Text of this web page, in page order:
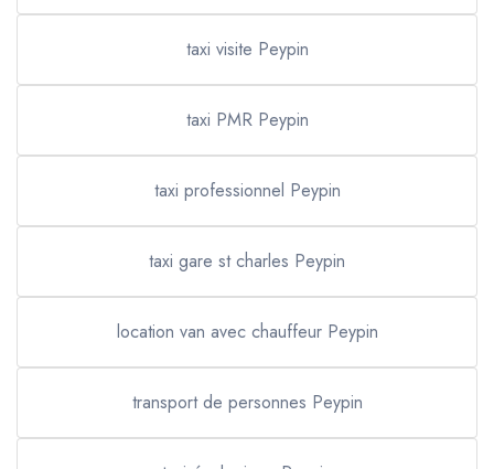
taxi visite Peypin
taxi PMR Peypin
taxi professionnel Peypin
taxi gare st charles Peypin
location van avec chauffeur Peypin
transport de personnes Peypin